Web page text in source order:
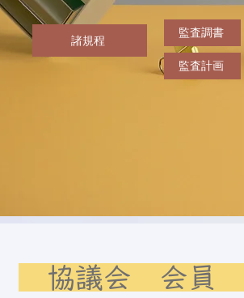
諸規程
監査調書
監査計画
​ 協議会 会員